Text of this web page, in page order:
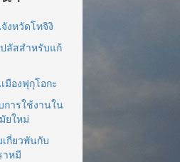
งหวัดโทจิงิ
ลัสสำหรับแก้
มืองฟุกุโอกะ
การใช้งานใน
ยใหม่
กี่ยวพันกับ
าหมี